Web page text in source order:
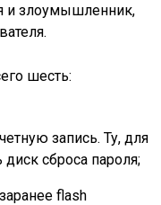
и злоумышленник,
шесть:
запись. Ту, для
сброса пароля;
flash